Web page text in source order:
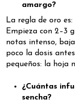
amargo?
La regla de oro es:
Empieza con 2–3
notas intenso,
poco la dosis
pequeños: la hoja
¿Cuántas
sencha?